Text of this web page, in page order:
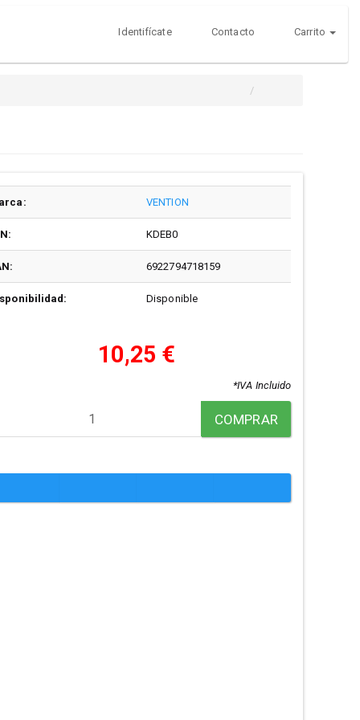
Identifícate Contacto Carrito
VENTION
KDEB0
6922794718159
Disponible
10,25 €
*IVA Incluido
COMPRAR